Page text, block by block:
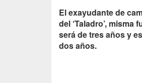
El exayudante de
del ‘Taladro’,
será de tres años y
dos años.